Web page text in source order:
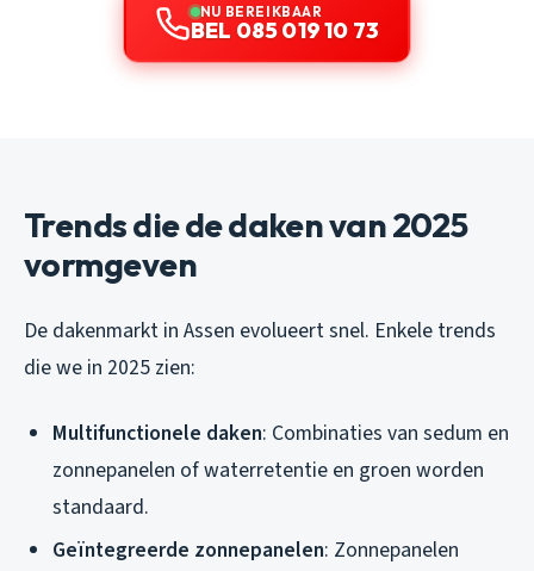
NU BEREIKBAAR
BEL 085 019 10 73
Trends die de daken van 2025
vormgeven
De dakenmarkt in Assen evolueert snel. Enkele trends
die we in 2025 zien:
Multifunctionele daken: Combinaties van sedum en
zonnepanelen of waterretentie en groen worden
standaard.
Geïntegreerde zonnepanelen: Zonnepanelen